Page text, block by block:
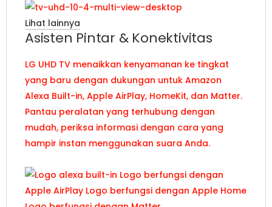
Lihat lainnya
Asisten Pintar & Konektivitas
LG UHD TV menaikkan kenyamanan ke tingkat
yang baru dengan dukungan untuk Amazon
Alexa Built-in, Apple AirPlay, HomeKit, dan Matter.
Pantau peralatan yang terhubung dengan
mudah, periksa informasi dengan cara yang
hampir instan menggunakan suara Anda.